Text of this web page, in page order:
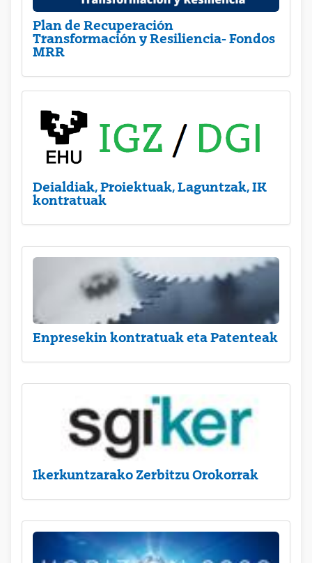
Plan de Recuperación
Transformación y Resiliencia- Fondos
MRR
Deialdiak, Proiektuak, Laguntzak, IK
kontratuak
Enpresekin kontratuak eta Patenteak
Ikerkuntzarako Zerbitzu Orokorrak